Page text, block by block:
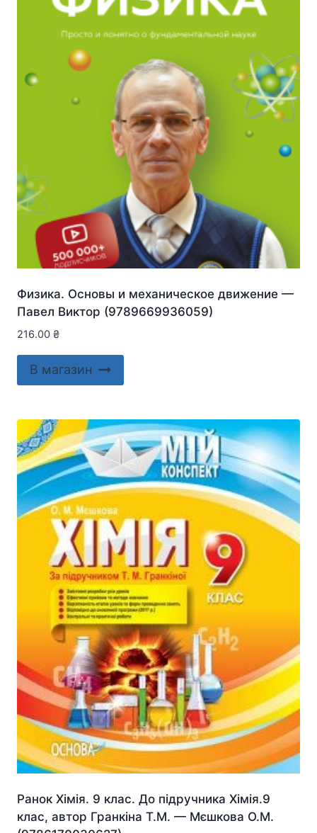
Физика. Основы и механическое движение —
Павел Виктор (9789669936059)
216.00 ₴
В магазин
Ранок Хімія. 9 клас. До підручника Хімія.9
клас, автор Гранкіна Т.М. — Мєшкова О.М.